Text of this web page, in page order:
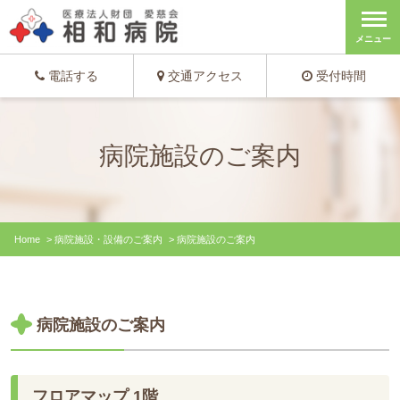
メニュー
電話する 交通アクセス 受付時間
病院施設のご案内
Home > 病院施設・設備のご案内 > 病院施設のご案内
病院施設のご案内
フロアマップ 1階